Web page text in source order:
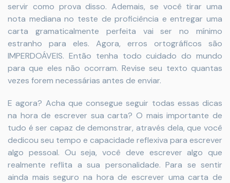
servir como prova disso. Ademais, se você tirar uma
nota mediana no teste de proficiência e entregar uma
carta gramaticalmente perfeita vai ser no mínimo
estranho para eles. Agora, erros ortográficos são
IMPERDOÁVEIS. Então tenha todo cuidado do mundo
para que eles não ocorram. Revise seu texto quantas
vezes forem necessárias antes de enviar.
E agora? Acha que consegue seguir todas essas dicas
na hora de escrever sua carta? O mais importante de
tudo é ser capaz de demonstrar, através dela, que você
dedicou seu tempo e capacidade reflexiva para escrever
algo pessoal. Ou seja, você deve escrever algo que
realmente reflita a sua personalidade. Para se sentir
ainda mais seguro na hora de escrever uma carta de